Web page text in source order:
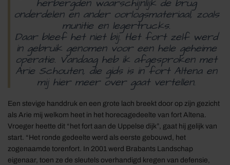
herbergden waarschijnlijk de brug
onderdelen en ander oorlogsmateriaal, zoals
munitie en legertrucks.
Daar bleef het niet bij. Het fort zelf werd
in gebruik genomen voor een hele geheime
operatie. Vandaag heb ik afgesproken met
Arie Schouten, die gids is in fort Altena en
mij hier meer over gaat vertellen.
Een stevige handdruk en een grote lach breekt door op zijn gezicht
als Arie mij welkom heet in het horecagedeelte van fort Altena.
Vroeger heette dit “het fort aan de Uppelse dijk”, gaat hij gelijk van
start. “Het ronde gedeelte werd als eerste gebouwd, het
zogenaamde torenfort. In 2001 werd Brabants Landschap
eigenaar, toen ze de sleutels overhandigd kregen van defensie,